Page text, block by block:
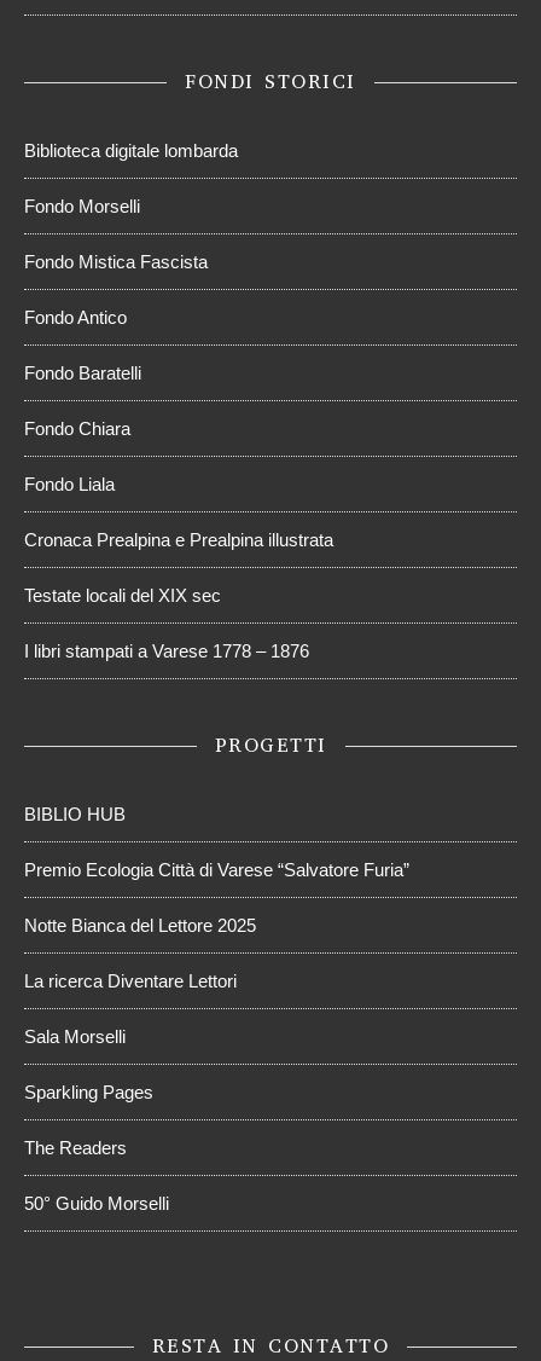
FONDI STORICI
Biblioteca digitale lombarda
Fondo Morselli
Fondo Mistica Fascista
Fondo Antico
Fondo Baratelli
Fondo Chiara
Fondo Liala
Cronaca Prealpina e Prealpina illustrata
Testate locali del XIX sec
I libri stampati a Varese 1778 – 1876
PROGETTI
BIBLIO HUB
Premio Ecologia Città di Varese “Salvatore Furia”
Notte Bianca del Lettore 2025
La ricerca Diventare Lettori
Sala Morselli
Sparkling Pages
The Readers
50° Guido Morselli
RESTA IN CONTATTO